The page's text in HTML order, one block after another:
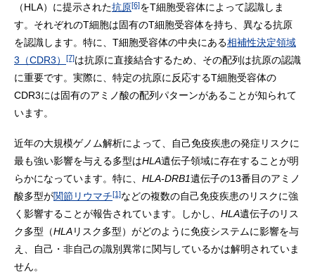
（HLA）に提示された抗原[6]をT細胞受容体によって認識しま
す。それぞれのT細胞は固有のT細胞受容体を持ち、異なる抗原
を認識します。特に、T細胞受容体の中央にある相補性決定領域
3（CDR3）
[7]は抗原に直接結合するため、その配列は抗原の認識
に重要です。実際に、特定の抗原に反応するT細胞受容体の
CDR3には固有のアミノ酸の配列パターンがあることが知られて
います。
近年の大規模ゲノム解析によって、自己免疫疾患の発症リスクに
最も強い影響を与える多型はHLA遺伝子領域に存在することが明
らかになっています。特に、 HLA-DRB1遺伝子の13番目のアミノ
酸多型が関節リウマチ[1]などの複数の自己免疫疾患のリスクに強
く影響することが報告されています。しかし、 HLA遺伝子のリス
ク多型（HLAリスク多型）がどのように免疫システムに影響を与
え、自己・非自己の識別異常に関与しているかは解明されていま
せん。